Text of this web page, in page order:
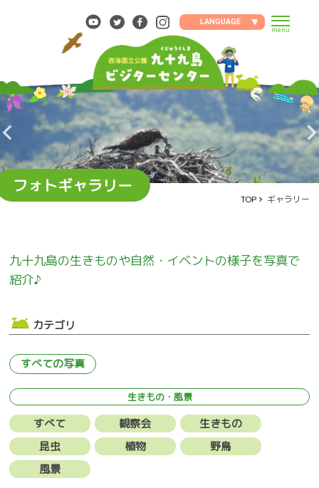
LANGUAGE
menu
TOP ギャラリー
フォトギャラリー
九十九島の生きものや自然・イベントの様子を写真で
紹介♪
カテゴリ
すべての写真
生きもの・風景
すべて 観察会
生きもの
昆虫
植物
野鳥
風景